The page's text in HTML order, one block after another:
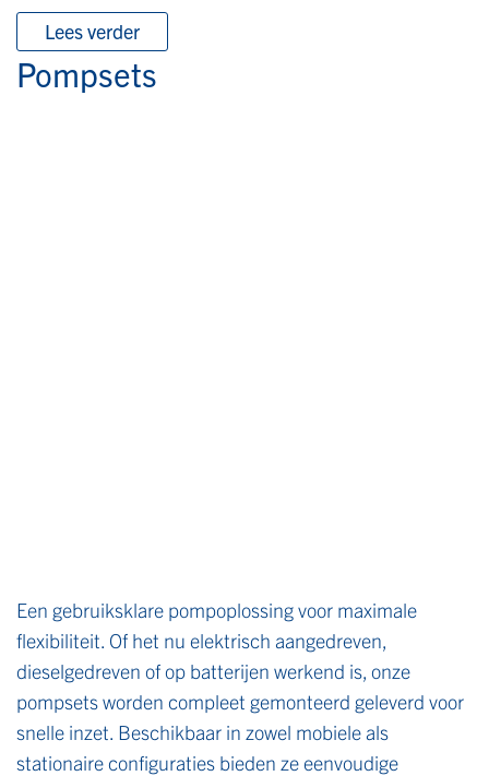
Lees verder
Pompsets
Een gebruiksklare pompoplossing voor maximale
flexibiliteit. Of het nu elektrisch aangedreven,
dieselgedreven of op batterijen werkend is, onze
pompsets worden compleet gemonteerd geleverd voor
snelle inzet. Beschikbaar in zowel mobiele als
stationaire configuraties bieden ze eenvoudige